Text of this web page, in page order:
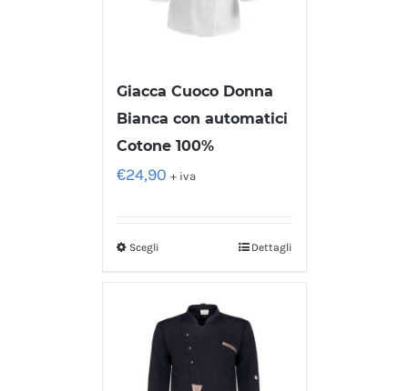
Giacca Cuoco Donna
Bianca con automatici
Cotone 100%
€24,90 + iva
Scegli Dettagli